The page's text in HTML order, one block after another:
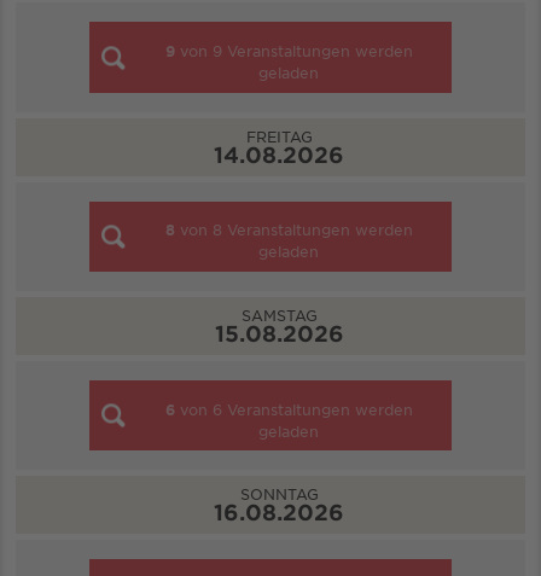
9 von 9 Veranstaltungen werden
geladen
FREITAG
14.08.2026
8 von 8 Veranstaltungen werden
geladen
SAMSTAG
15.08.2026
6 von 6 Veranstaltungen werden
geladen
SONNTAG
16.08.2026